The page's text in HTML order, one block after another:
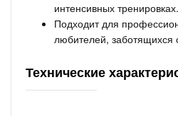
интенсивных тренировках.
Подходит для
любителей, заботящихся
Технические